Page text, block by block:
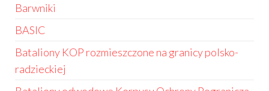
Barwniki
BASIC
Bataliony KOP rozmieszczone na granicy polsko-
radzieckiej